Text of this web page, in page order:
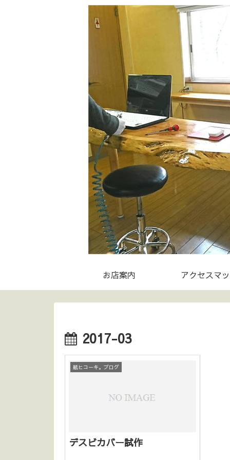
お店案内 アクセスマ
2017-03
紙ヒコーキ。ブログ
デスビカバー試作